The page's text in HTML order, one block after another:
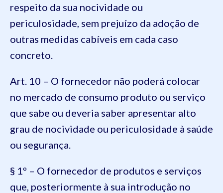
respeito da sua nocividade ou
periculosidade, sem prejuízo da adoção de
outras medidas cabíveis em cada caso
concreto.
Art. 10 – O fornecedor não poderá colocar
no mercado de consumo produto ou serviço
que sabe ou deveria saber apresentar alto
grau de nocividade ou periculosidade à saúde
ou segurança.
§ 1º – O fornecedor de produtos e serviços
que, posteriormente à sua introdução no